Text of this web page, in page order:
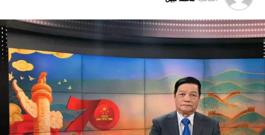
حديثة ومستدامة.
ويأتي إدماج قاطرات DO-70X ضمن رؤية المغرب الرامية إلى
بناء منظومة نقل سككي أكثر نجاعة واستدامة، بما يواكب
التحولات الاقتصادية ويعزز دور السكك الحديدية كرافعة للتنمية
وربط مختلف جهات المملكة